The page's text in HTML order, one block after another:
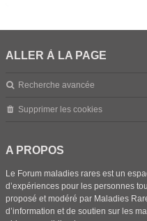
ALLER À LA PAGE
Recherche avancée
Supprimer les cookies
A PROPOS
Le Forum maladies rares est un
d’expériences pour les personnes
proposé et modéré par Maladies
d’information et de soutien sur les